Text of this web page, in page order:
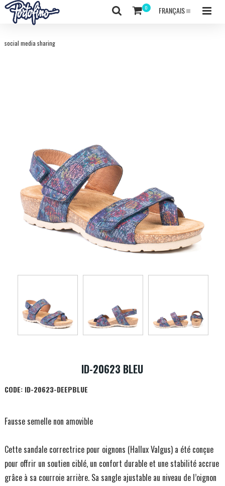
FRANÇAIS
social media sharing
ID-20623 BLEU
CODE:ID-20623-DEEPBLUE
Fausse semelle non amovible
Cette sandale correctrice pour oignons (Hallux Valgus) a été conçue
pour offrir un soutien ciblé, un confort durable et une stabilité accrue
grâce à sa courroie arrière. Sa sangle ajustable au niveau de l’oignon